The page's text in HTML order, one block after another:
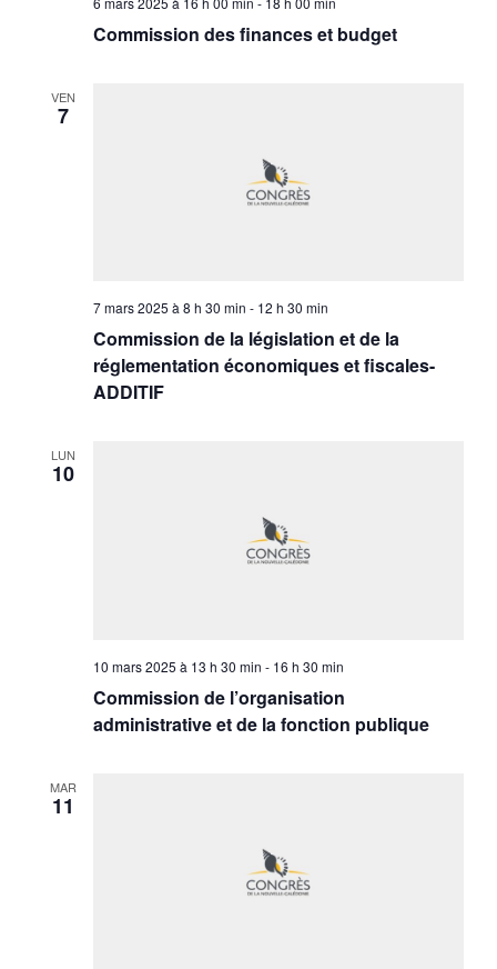
Commission des finances et budget
VEN
7
Commission de la législation et de la
réglementation économiques et fiscales-
ADDITIF
7 mars 2025 à 8 h 30 min - 12 h 30 min
LUN
10
Commission de l’organisation
administrative et de la fonction publique
10 mars 2025 à 13 h 30 min - 16 h 30 min
MAR
11